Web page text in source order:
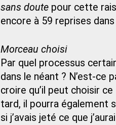
sans doute pour cette
encore à 59 reprises
Morceau choisi
Par quel processus
dans le néant ? N’est-ce
croire qu’il peut choisir
tard, il pourra également
si j’avais jeté ce que